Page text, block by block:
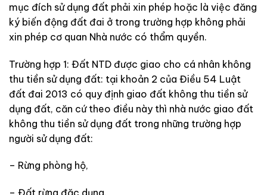
mục đích sử dụng đất phải xin phép hoặc là việc đăng
ký biến động đất đai ở trong trường hợp không phải
xin phép cơ quan Nhà nước có thẩm quyền.
Trường hợp 1: Đất NTD được giao cho cá nhân không
thu tiền sử dụng đất: tại khoản 2 của Điều 54 Luật
đất đai 2013 có quy định giao đất không thu tiền sử
dụng đất, căn cứ theo điều này thì nhà nước giao đất
không thu tiền sử dụng đất trong những trường hợp
người sử dụng đất:
– Rừng phòng hộ,